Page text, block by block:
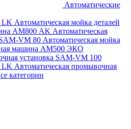
Автоматические
LK Автоматическая мойка деталей
АМ800 AK Автоматическая
VM 80 Автоматическая мойка
машина АМ500 ЭКО
установка SAM-VM 100
LK Автоматическая промывочная
категории